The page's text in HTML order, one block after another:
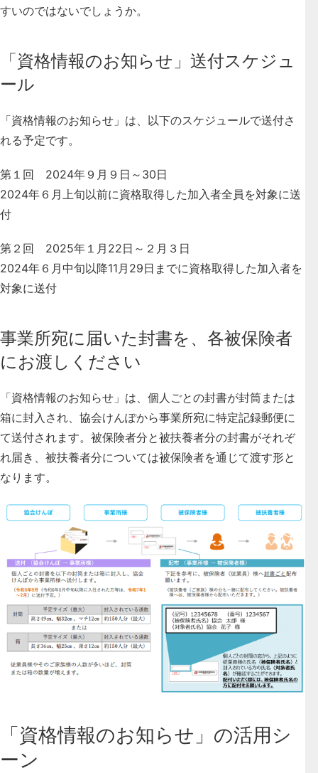
すいのではないでしょうか。
「資格情報のお知らせ」送付スケジュ
ール
「資格情報のお知らせ」は、以下のスケジュールで送付さ
れる予定です。
第１回 2024年９月９日～30日
2024年６月上旬以前に資格取得した加入者全員を対象に送
付
第２回 2025年１月22日～２月３日
2024年６月中旬以降11月29日までに資格取得した加入者を
対象に送付
事業所宛に届いた封書を、各被保険者
にお渡しください
「資格情報のお知らせ」は、個人ごとの封書が封筒または
箱に封入され、協会けんぽから事業所宛に特定記録郵便に
て送付されます。被保険者分と被扶養者分の封書がそれぞ
れ届き、被扶養者分については被保険者を通じて渡す形と
なります。
「資格情報のお知らせ」の活用シ
ーン